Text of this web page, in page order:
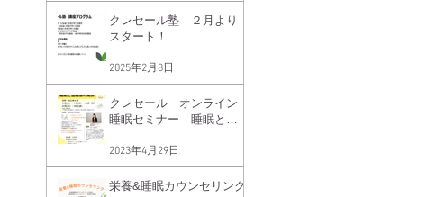
クレセール塾 ２月より
スタート！
2025年2月8日
クレセール オンライン
睡眠セミナー 睡眠と血
2023年4月29日
栄養&睡眠カウンセリング